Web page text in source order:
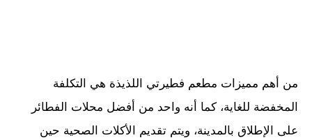
من أهم مميزات مطعم فطيرتي اللذيذة هي التكلفة
المخفضة للغاية، كما أنه واحد من أفضل محلات الفطائر
على الإطلاق بالمدينة، ويتم تقديم الأكلات الصحية حين